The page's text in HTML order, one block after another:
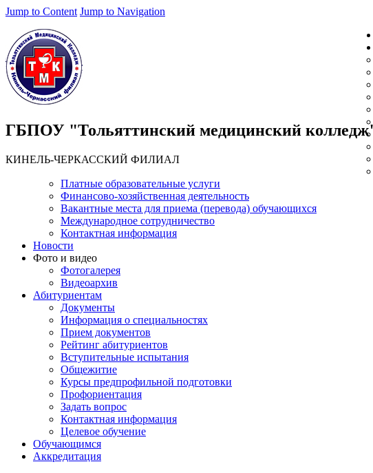
Jump to Content Jump to Navigation
ГБПОУ "Тольяттинский медицинский
КИНЕЛЬ-ЧЕРКАССКИЙ ФИЛИАЛ
Платные образовательные услуги
Финансово-хозяйственная деятельность
Вакантные места для приема (перевода) обучающихся
Международное сотрудничество
Контактная информация
Новости
Фото и видео
Фотогалерея
Видеоархив
Абитуриентам
Документы
Информация о специальностях
Прием документов
Рейтинг абитуриентов
Вступительные испытания
Общежитие
Курсы предпрофильной подготовки
Профориентация
Задать вопрос
Контактная информация
Целевое обучение
Обучающимся
Аккредитация